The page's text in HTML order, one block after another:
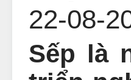
22-08-
Sếp là